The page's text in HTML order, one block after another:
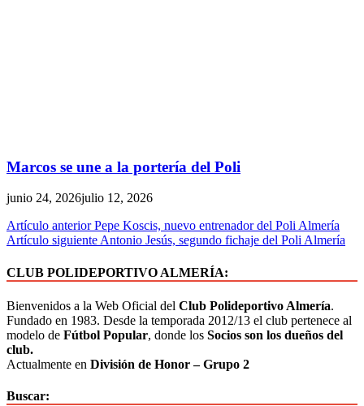
Marcos se une a la portería del Poli
junio 24, 2026julio 12, 2026
Artículo anterior Pepe Koscis, nuevo entrenador del Poli Almería
Artículo siguiente Antonio Jesús, segundo fichaje del Poli Almería
CLUB POLIDEPORTIVO ALMERÍA:
Bienvenidos a la Web Oficial del Club Polideportivo Almería.
Fundado en 1983. Desde la temporada 2012/13 el club pertenece al
modelo de Fútbol Popular, donde los Socios son los dueños del
club.
Actualmente en División de Honor – Grupo 2
Buscar: